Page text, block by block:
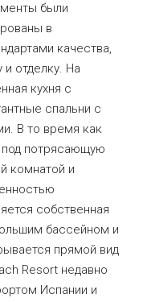
были
в
качества,
и отделку. На
кухня с
спальни с
В то время как
под потрясающую
комнатой и
собственная
бассейном и
прямой вид
Resort недавно
Испании и